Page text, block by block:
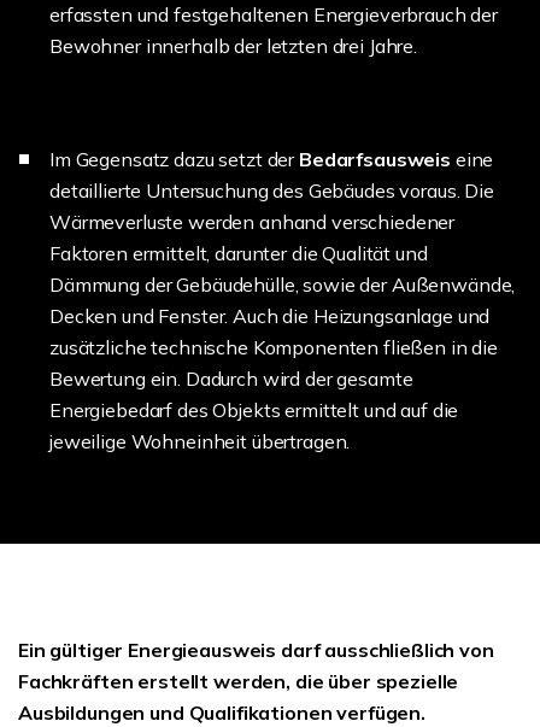
erfassten und festgehaltenen Energieverbrauch der
Bewohner innerhalb der letzten drei Jahre.
Im Gegensatz dazu setzt der Bedarfsausweis eine
detaillierte Untersuchung des Gebäudes voraus. Die
Wärmeverluste werden anhand verschiedener
Faktoren ermittelt, darunter die Qualität und
Dämmung der Gebäudehülle, sowie der Außenwände,
Decken und Fenster. Auch die Heizungsanlage und
zusätzliche technische Komponenten fließen in die
Bewertung ein. Dadurch wird der gesamte
Energiebedarf des Objekts ermittelt und auf die
jeweilige Wohneinheit übertragen.
Ein gültiger Energieausweis darf ausschließlich von
Fachkräften erstellt werden, die über spezielle
Ausbildungen und Qualifikationen verfügen.